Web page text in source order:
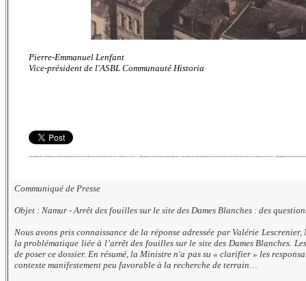
Pierre-Emmanuel Lenfant
Vice-président de l'ASBL Communauté Historia
Communiqué de Presse
Objet : Namur - Arrêt des fouilles sur le site des Dames Blanches : des
Nous avons pris connaissance de la réponse adressée par Valérie
la problématique liée à l’arrêt des fouilles sur le site des Dames Blanches.
de poser ce dossier. En résumé, la Ministre n'a pas su « clarifier » les
contexte manifestement peu favorable à la recherche de terrain…